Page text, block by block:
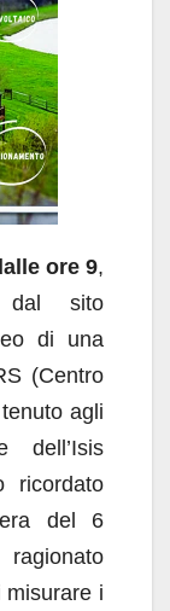
ore 9,
dal sito
di una
(Centro
agli
dell’Isis
ricordato
del 6
misurare i